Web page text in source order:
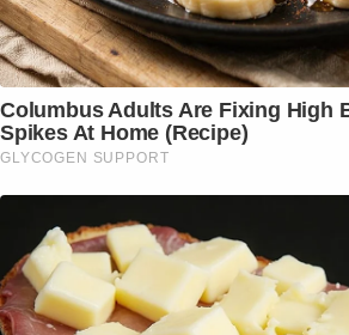
Columbus Adults Are Fixing High
Spikes At Home (Recipe)
GLYCOGEN SUPPORT